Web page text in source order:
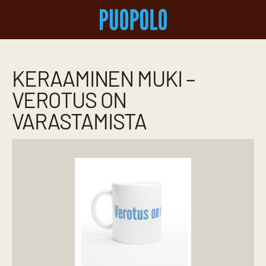
KERAAMINEN MUKI –
VEROTUS ON
VARASTAMISTA